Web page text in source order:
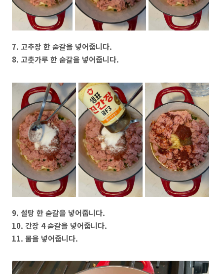
7. 고추장 한 숟갈을 넣어줍니다.
8. 고춧가루 한 숟갈을 넣어줍니다.
9. 설탕 한 숟갈을 넣어줍니다.
10. 간장 4 숟갈을 넣어줍니다.
11. 물을 넣어줍니다.